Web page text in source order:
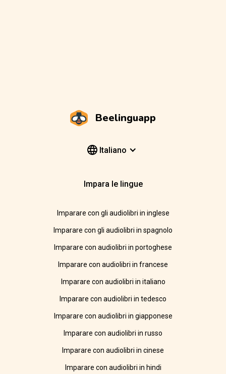
Beelinguapp
Italiano
Impara le lingue
Imparare con gli audiolibri in inglese
Imparare con gli audiolibri in spagnolo
Imparare con audiolibri in portoghese
Imparare con audiolibri in francese
Imparare con audiolibri in italiano
Imparare con audiolibri in tedesco
Imparare con audiolibri in giapponese
Imparare con audiolibri in russo
Imparare con audiolibri in cinese
Imparare con audiolibri in hindi